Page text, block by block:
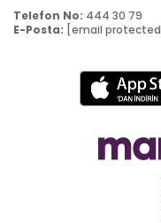
Telefon No: 444 30 79
E-Posta: [email protected]